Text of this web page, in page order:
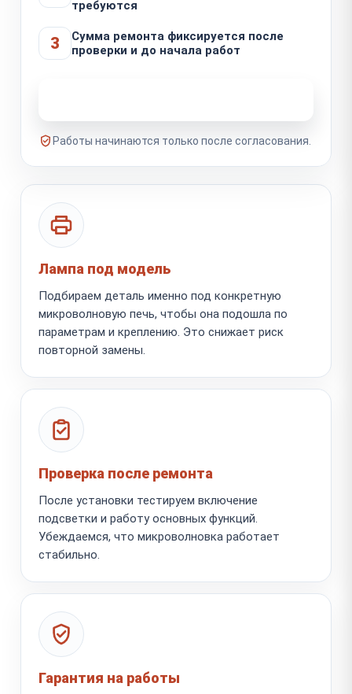
требуются
3
Сумма ремонта фиксируется после
проверки и до начала работ
Работы начинаются только после согласования.
Лампа под модель
Подбираем деталь именно под конкретную
микроволновую печь, чтобы она подошла по
параметрам и креплению. Это снижает риск
повторной замены.
Проверка после ремонта
После установки тестируем включение
подсветки и работу основных функций.
Убеждаемся, что микроволновка работает
стабильно.
Гарантия на работы